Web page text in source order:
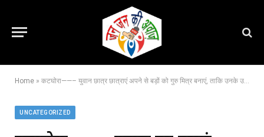
Home » कटघोरा——– युवान छात्र छात्राएं अपने से बड़ों को गुरु मित्र बनाएं, ताकि उनके उम्र से 25 वर्ष पहले का ज्ञान की अनुभूति हो, तृतीय दिवस का कथा संपन्न, आज होगा कृष्ण जन्म उत्सव, आप सभी श्रोताजन भारी संख्या में कथा पंडाल पहुंचे,,,
UNCATEGORIZED